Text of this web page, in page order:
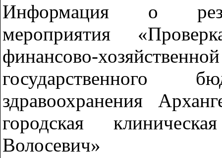
Информация о
мероприятия
финансово-
государственного
здравоохранения
городская
Волосевич»